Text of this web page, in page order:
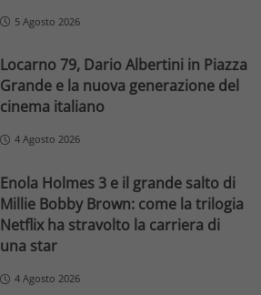
5 Agosto 2026
Locarno 79, Dario Albertini in Piazza
Grande e la nuova generazione del
cinema italiano
4 Agosto 2026
Enola Holmes 3 e il grande salto di
Millie Bobby Brown: come la trilogia
Netflix ha stravolto la carriera di
una star
4 Agosto 2026